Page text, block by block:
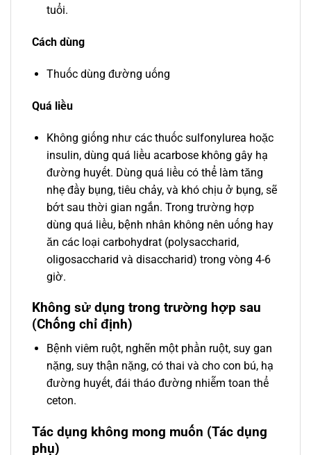
tuổi.
Cách dùng
Thuốc dùng đường uống
Quá liều
Không giống như các thuốc sulfonylurea hoặc
insulin, dùng quá liều acarbose không gây hạ
đường huyết. Dùng quá liều có thể làm tăng
nhẹ đầy bụng, tiêu chảy, và khó chịu ở bụng, sẽ
bớt sau thời gian ngắn. Trong trường hợp
dùng quá liều, bệnh nhân không nên uống hay
ăn các loại carbohydrat (polysaccharid,
oligosaccharid và disaccharid) trong vòng 4-6
giờ.
Không sử dụng trong trường hợp sau
(Chống chỉ định)
Bệnh viêm ruột, nghẽn một phần ruột, suy gan
nặng, suy thận nặng, có thai và cho con bú, hạ
đường huyết, đái tháo đường nhiễm toan thể
ceton.
Tác dụng không mong muốn (Tác dụng
phụ)